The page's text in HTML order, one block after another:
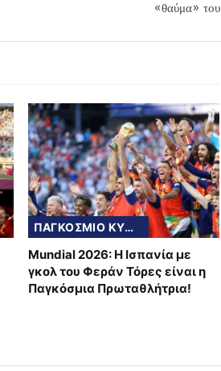
«θαύμα» του
ΠΑΓΚΟΣΜΙΟ ΚΥΠΕΛΛΟ
Mundial 2026: Η Ισπανία με
γκολ του Φεράν Τόρες είναι η
Παγκόσμια Πρωταθλήτρια!